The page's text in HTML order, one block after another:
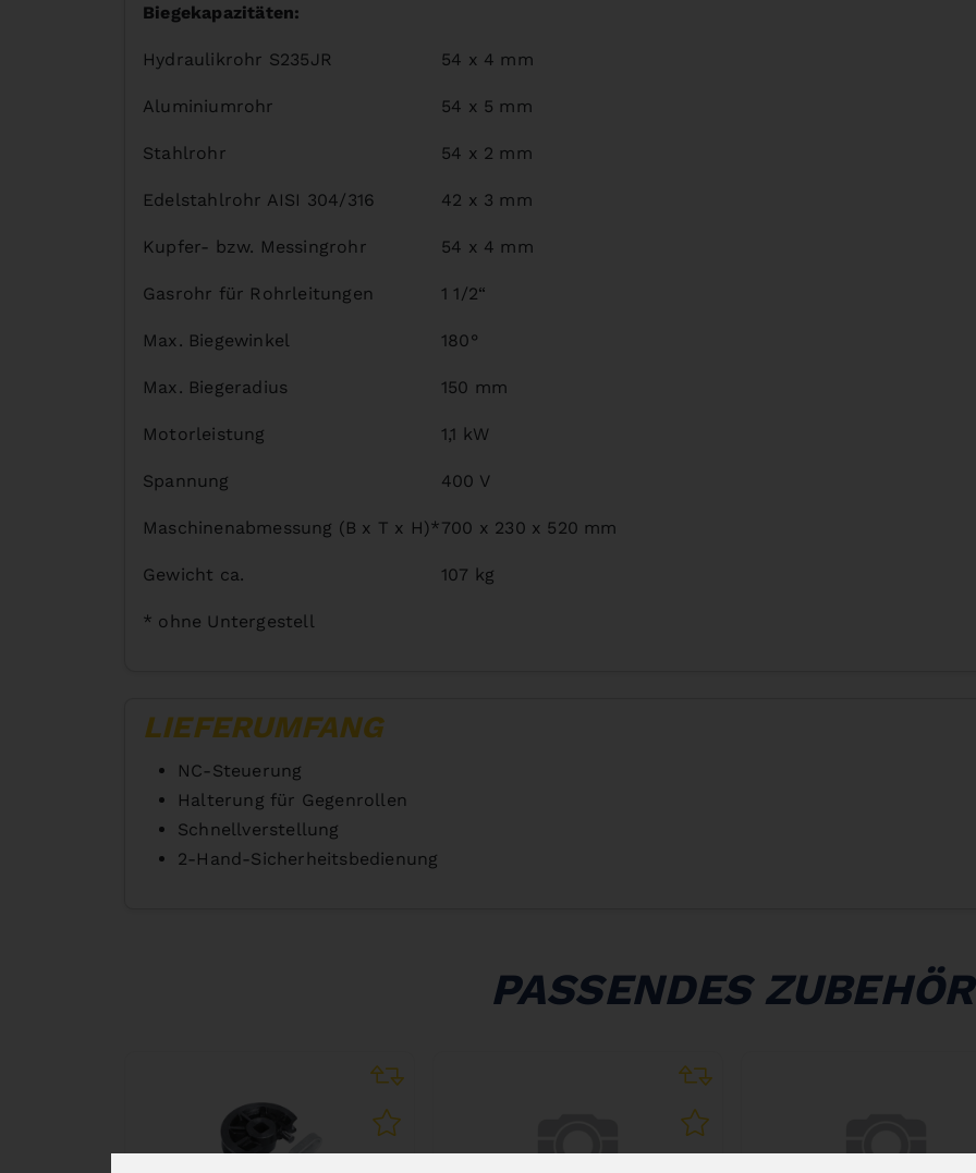
Biegekapazitäten:
Hydraulikrohr S235JR 54 x 4 mm
Aluminiumrohr 54 x 5 mm
Stahlrohr 54 x 2 mm
Edelstahlrohr AISI 304/316 42 x 3 mm
Kupfer- bzw. Messingrohr 54 x 4 mm
Gasrohr für Rohrleitungen 1 1/2“
Max. Biegewinkel 180°
Max. Biegeradius 150 mm
Motorleistung 1,1 kW
Spannung 400 V
Maschinenabmessung (B x T x H)*700 x 230 x 520 mm
Gewicht ca. 107 kg
* ohne Untergestell
LIEFERUMFANG
NC-Steuerung
Halterung für Gegenrollen
Schnellverstellung
2-Hand-Sicherheitsbedienung
PASSENDES ZUBEHÖR